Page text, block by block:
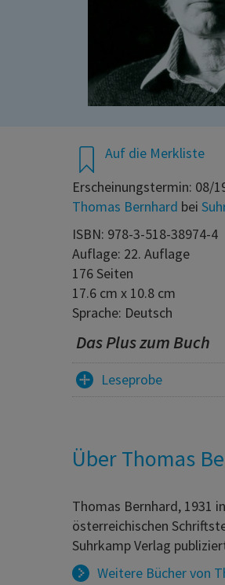
Auf die Merkliste
Erscheinungstermin: 08/
Thomas Bernhard bei
ISBN: 978-3-518-38974-4
Auflage: 22. Auflage
176 Seiten
17.6 cm x 10.8 cm
Sprache: Deutsch
Das Plus zum Buch
Leseprobe
Über Thomas
Thomas Bernhard, 1931
österreichischen
Suhrkamp Verlag
Weitere Bücher von